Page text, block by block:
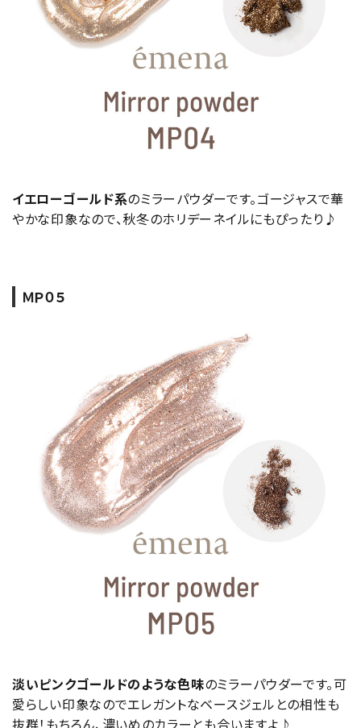
イエローゴールド系のミラーパウダーです。ゴージャスで華
やかな印象なので、秋冬のホリデーネイルにもぴったり♪
ＭＰ０５
淡いピンクゴールドのような色味のミラーパウダーです。可
愛らしい印象なのでエレガントなベースジェルとの相性も
抜群！もちろん、濃いめのカラーとも合いますよ♪